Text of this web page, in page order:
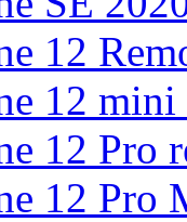
12
12 mini
12 Pro
12 Pro